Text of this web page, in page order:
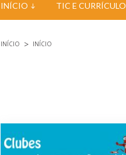
INÍCIO TIC E CURRÍCULO
INÍCIO INÍCIO
Páginas